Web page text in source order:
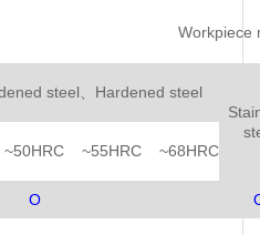
Workpiece
steel、Hardened steel
~50HRC ~55HRC ~68HRC
Ο